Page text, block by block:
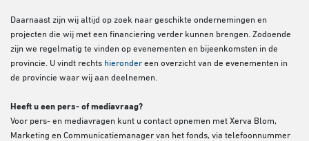
Daarnaast zijn wij altijd op zoek naar geschikte ondernemingen en
projecten die wij met een financiering verder kunnen brengen. Zodoende
zijn we regelmatig te vinden op evenementen en bijeenkomsten in de
provincie. U vindt rechts hieronder een overzicht van de evenementen in
de provincie waar wij aan deelnemen.
Heeft u een pers- of mediavraag?
Voor pers- en mediavragen kunt u contact opnemen met Xerva Blom,
Marketing en Communicatiemanager van het fonds, via telefoonnummer